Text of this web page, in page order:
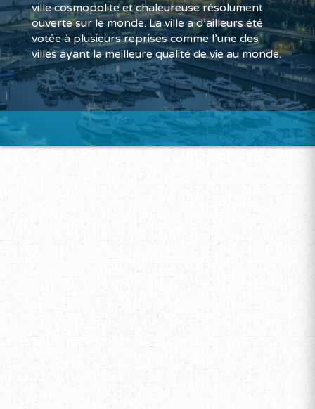
ville cosmopolite et chaleureuse résolument
ouverte sur le monde. La ville a d’ailleurs été
votée à plusieurs reprises comme l’une des
villes ayant la meilleure qualité de vie au monde.